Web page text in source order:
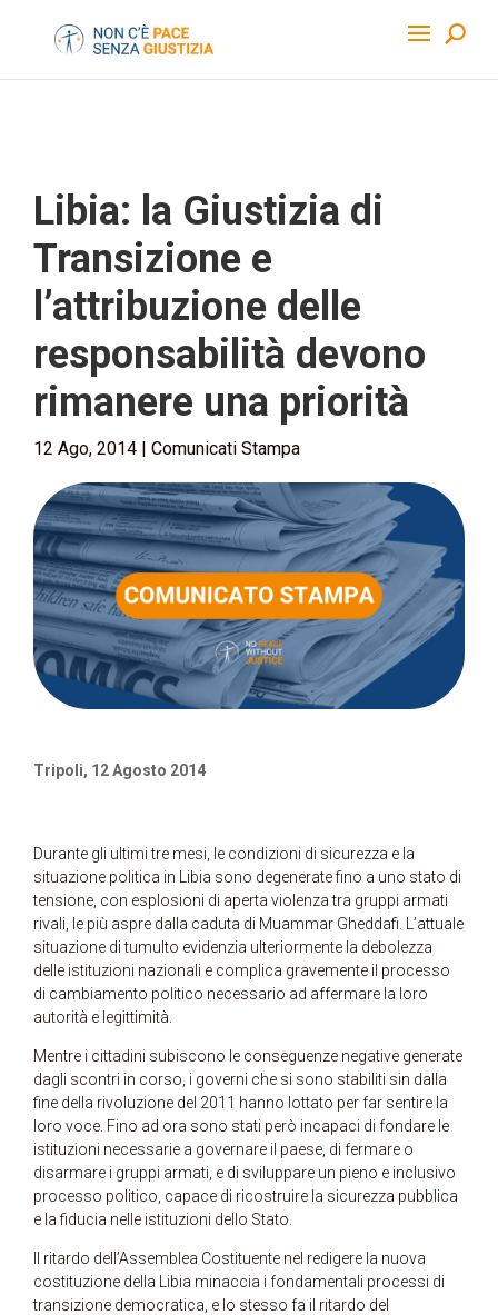
Libia: la Giustizia di
Transizione e
l’attribuzione delle
responsabilità devono
rimanere una priorità
12 Ago, 2014 | Comunicati Stampa
Tripoli, 12 Agosto 2014
Durante gli ultimi tre mesi, le condizioni di sicurezza e la
situazione politica in Libia sono degenerate fino a uno stato di
tensione, con esplosioni di aperta violenza tra gruppi armati
rivali, le più aspre dalla caduta di Muammar Gheddafi. L’attuale
situazione di tumulto evidenzia ulteriormente la debolezza
delle istituzioni nazionali e complica gravemente il processo
di cambiamento politico necessario ad affermare la loro
autorità e legittimità.
Mentre i cittadini subiscono le conseguenze negative generate
dagli scontri in corso, i governi che si sono stabiliti sin dalla
fine della rivoluzione del 2011 hanno lottato per far sentire la
loro voce. Fino ad ora sono stati però incapaci di fondare le
istituzioni necessarie a governare il paese, di fermare o
disarmare i gruppi armati, e di sviluppare un pieno e inclusivo
processo politico, capace di ricostruire la sicurezza pubblica
e la fiducia nelle istituzioni dello Stato.
Il ritardo dell’Assemblea Costituente nel redigere la nuova
costituzione della Libia minaccia i fondamentali processi di
transizione democratica, e lo stesso fa il ritardo del